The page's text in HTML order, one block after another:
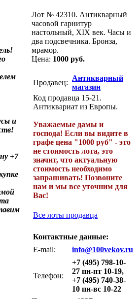
и
+7
Лот № 42310. Антикварный
часовой гарнитур
настольный, XIX век. Часы и
два подсвечника. Бронза,
мрамор.
Цена: 1000 руб.
Продавец:
Антикварный
магазин
Код продавца 15-21.
Антиквариат из Европы.
Уважаемые дамы и
господа! Если вы видите в
графе цена "1000 руб" - это
не стоимость лота, это
значит, что актуальную
стоимость необходимо
запрашивать! Позвоните
нам и мы все уточним для
Вас!
Все лоты продавца
Контактные данные:
E-mail:
info@100vekov.ru
Телефон:
+7 (495) 798-10-
27 пн-пт 10-19,
+7 (495) 740-38-
10 пн-вс 10-22